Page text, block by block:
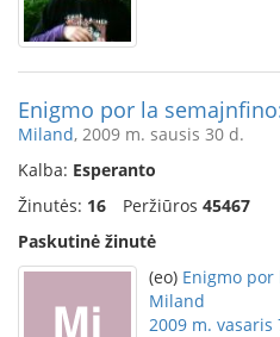
Enigmo por la
Miland, 2009 m. sausis 30 d.
Kalba: Esperanto
Žinutės: 16 Peržiūros 45467
Paskutinė žinutė
(eo) Enigmo
Miland
2009 m. vasaris